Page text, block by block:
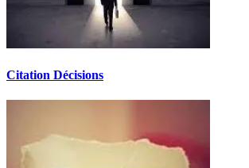
Citation Décisions